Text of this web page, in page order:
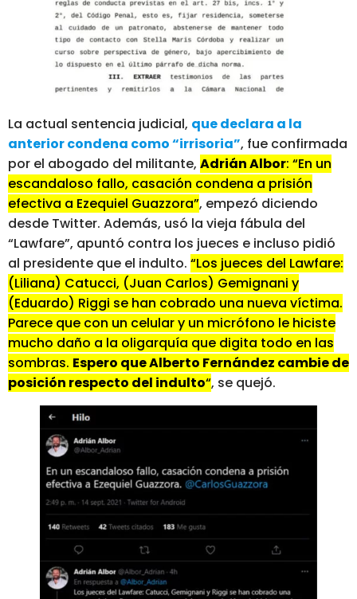
La actual sentencia judicial, que declara a la
anterior condena como “irrisoria”, fue confirmada
por el abogado del militante, Adrián Albor: “En un
escandaloso fallo, casación condena a prisión
efectiva a Ezequiel Guazzora”, empezó diciendo
desde Twitter. Además, usó la vieja fábula del
“Lawfare”, apuntó contra los jueces e incluso pidió
al presidente que el indulto. “Los jueces del Lawfare:
(Liliana) Catucci, (Juan Carlos) Gemignani y
(Eduardo) Riggi se han cobrado una nueva víctima.
Parece que con un celular y un micrófono le hiciste
mucho daño a la oligarquía que digita todo en las
sombras. Espero que Alberto Fernández cambie de
posición respecto del indulto“, se quejó.